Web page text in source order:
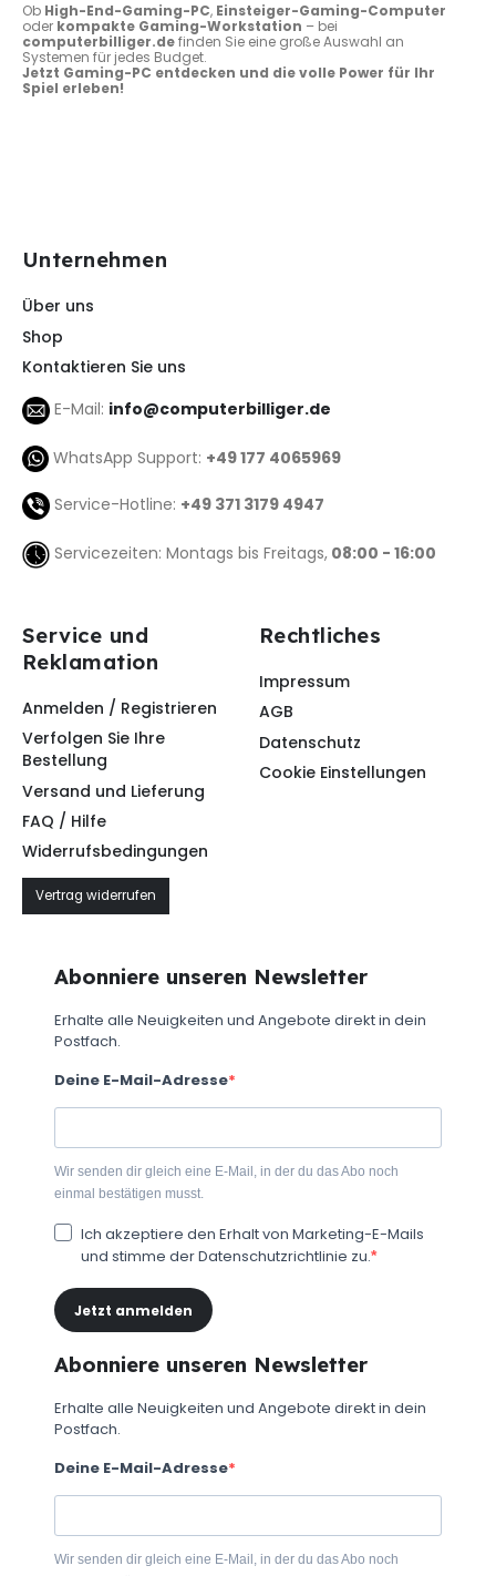
Ob High-End-Gaming-PC, Einsteiger-Gaming-Computer
oder kompakte Gaming-Workstation – bei
computerbilliger.definden Sie eine große Auswahl an
Systemen für jedes Budget.
Jetzt Gaming-PC entdecken und die volle Power für Ihr
Spiel erleben!
Unternehmen
Über uns
Shop
Kontaktieren Sie uns
E-Mail: info@computerbilliger.de
WhatsApp Support: +49 177 4065969
Service-Hotline: +49 371 3179 4947
Servicezeiten: Montags bis Freitags, 08:00 - 16:00
Service und
Reklamation
Anmelden / Registrieren
Verfolgen Sie Ihre
Bestellung
Versand und Lieferung
FAQ / Hilfe
Widerrufsbedingungen
Vertrag widerrufen
Rechtliches
Impressum
AGB
Datenschutz
Cookie Einstellungen
Abonniere unseren Newsletter
Erhalte alle Neuigkeiten und Angebote direkt in dein
Postfach.
Deine E-Mail-Adresse
Wir senden dir gleich eine E-Mail, in der du das Abo noch
einmal bestätigen musst.
Ich akzeptiere den Erhalt von Marketing-E-Mails
und stimme der Datenschutzrichtlinie zu.
Jetzt anmelden
Abonniere unseren Newsletter
Erhalte alle Neuigkeiten und Angebote direkt in dein
Postfach.
Deine E-Mail-Adresse
Wir senden dir gleich eine E-Mail, in der du das Abo noch